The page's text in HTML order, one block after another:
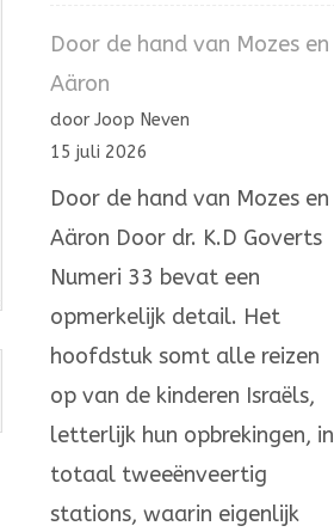
Door de hand van Mozes en
Aäron
door Joop Neven
15 juli 2026
Door de hand van Mozes en
Aäron Door dr. K.D Goverts
Numeri 33 bevat een
opmerkelijk detail. Het
hoofdstuk somt alle reizen
op van de kinderen Israëls,
letterlijk hun opbrekingen, in
totaal tweeënveertig
stations, waarin eigenlijk